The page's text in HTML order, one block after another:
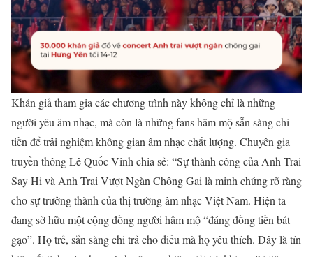
Khán giả tham gia các chương trình này không chỉ là những
người yêu âm nhạc, mà còn là những fans hâm mộ sẵn sàng chi
tiền để trải nghiệm không gian âm nhạc chất lượng. Chuyên gia
truyền thông Lê Quốc Vinh chia sẻ: “Sự thành công của Anh Trai
Say Hi và Anh Trai Vượt Ngàn Chông Gai là minh chứng rõ ràng
cho sự trưởng thành của thị trường âm nhạc Việt Nam. Hiện ta
đang sở hữu một cộng đồng người hâm mộ “đáng đồng tiền bát
gạo”. Họ trẻ, sẵn sàng chi trả cho điều mà họ yêu thích. Đây là tín